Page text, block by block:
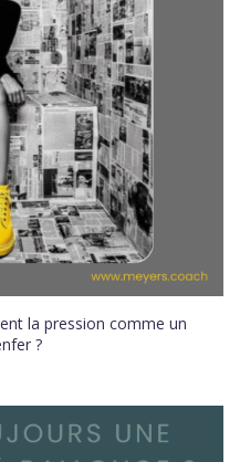
la pression comme un
?